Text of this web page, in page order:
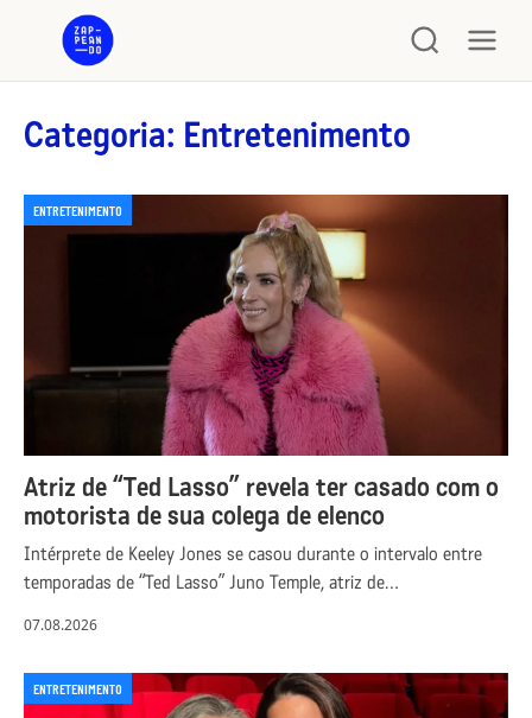
Categoria: Entretenimento
ENTRETENIMENTO
Atriz de “Ted Lasso” revela ter casado com o
motorista de sua colega de elenco
Intérprete de Keeley Jones se casou durante o intervalo entre
temporadas de “Ted Lasso” Juno Temple, atriz de…
07.08.2026
ENTRETENIMENTO